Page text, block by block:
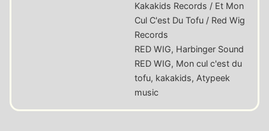
Kakakids Records / Et Mon
Cul C'est Du Tofu / Red Wig
Records
RED WIG, Harbinger Sound
RED WIG, Mon cul c'est du
tofu, kakakids, Atypeek
music